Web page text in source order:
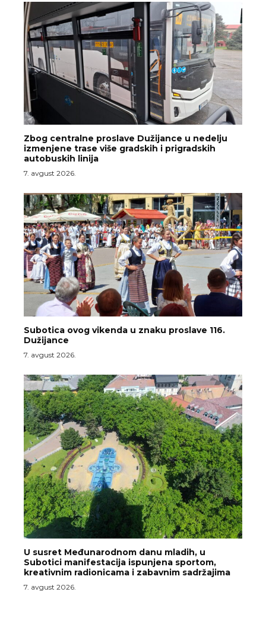
Zbog centralne proslave Dužijance u nedelju
izmenjene trase više gradskih i prigradskih
autobuskih linija
7. avgust 2026.
Subotica ovog vikenda u znaku proslave 116.
Dužijance
7. avgust 2026.
U susret Međunarodnom danu mladih, u
Subotici manifestacija ispunjena sportom,
kreativnim radionicama i zabavnim sadržajima
7. avgust 2026.